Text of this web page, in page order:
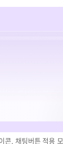
콘, 채팅버튼 적용